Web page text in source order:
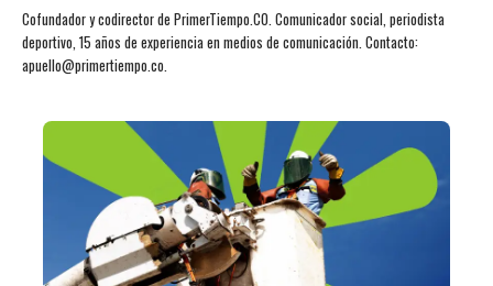
Cofundador y codirector de PrimerTiempo.CO. Comunicador social, periodista
deportivo, 15 años de experiencia en medios de comunicación. Contacto:
apuello@primertiempo.co.